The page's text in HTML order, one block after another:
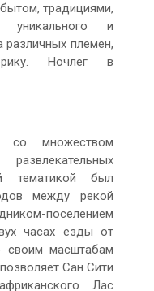
традициями,
уникального и
различных племен,
Ночлег в
множеством
развлекательных
тематикой был
между рекой
поселением
часах езды от
своим масштабам
Сан Сити
Лас